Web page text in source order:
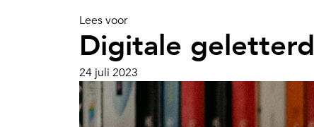
Lees voor
Digitale
24 juli 2023